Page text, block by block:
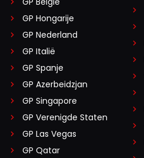
GP Hongarije
GP Nederland
GP Italië
GP Spanje
GP Azerbeidzjan
GP Singapore
GP Verenigde Staten
GP Las Vegas
GP Qatar